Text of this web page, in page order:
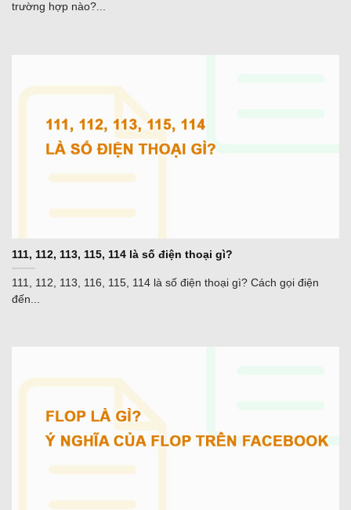
trường hợp nào?...
111, 112, 113, 115, 114 là số điện thoại gì?
111, 112, 113, 116, 115, 114 là số điện thoại gì? Cách gọi điện
đến...